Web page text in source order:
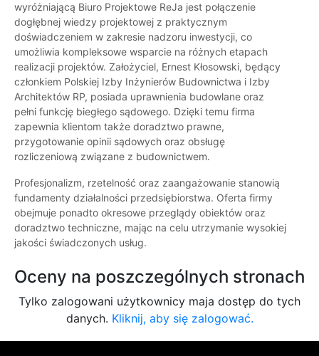
wyróżniającą Biuro Projektowe ReJa jest połączenie
dogłębnej wiedzy projektowej z praktycznym
doświadczeniem w zakresie nadzoru inwestycji, co
umożliwia kompleksowe wsparcie na różnych etapach
realizacji projektów. Założyciel, Ernest Kłosowski, będący
członkiem Polskiej Izby Inżynierów Budownictwa i Izby
Architektów RP, posiada uprawnienia budowlane oraz
pełni funkcję biegłego sądowego. Dzięki temu firma
zapewnia klientom także doradztwo prawne,
przygotowanie opinii sądowych oraz obsługę
rozliczeniową związane z budownictwem.
Profesjonalizm, rzetelność oraz zaangażowanie stanowią
fundamenty działalności przedsiębiorstwa. Oferta firmy
obejmuje ponadto okresowe przeglądy obiektów oraz
doradztwo techniczne, mając na celu utrzymanie wysokiej
jakości świadczonych usług.
Oceny na poszczególnych stronach
Tylko zalogowani użytkownicy maja dostęp do tych
danych. Kliknij, aby się zalogować.